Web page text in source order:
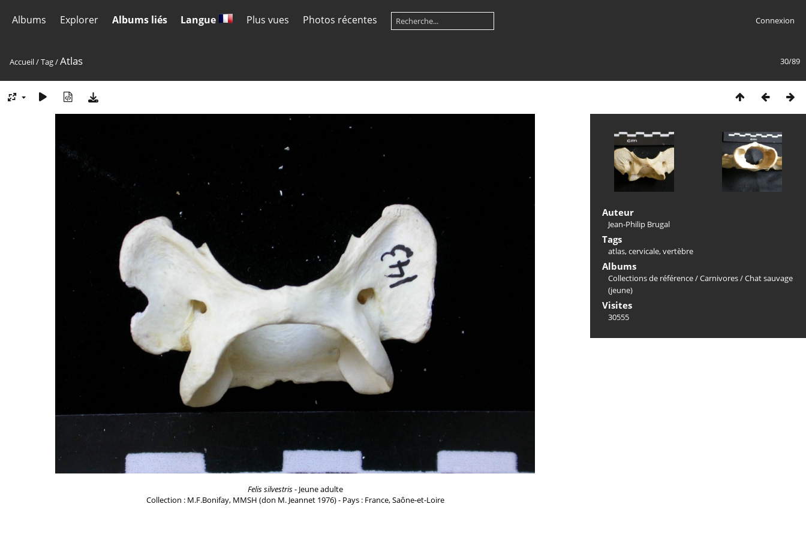
Albums Explorer Albums liés Langue Plus vues Photos récentes Connexion
30/89
Accueil/Tag/Atlas
Felis silvestris- Jeune adulte
Collection : M.F.Bonifay, MMSH (don M. Jeannet 1976) - Pays : France, Saône-et-Loire
Auteur
Jean-Philip Brugal
Tags
atlas,cervicale,vertèbre
Albums
Collections de référence/Carnivores/Chat sauvage
(jeune)
Visites
30555